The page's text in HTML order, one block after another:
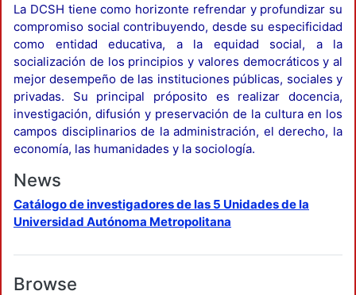
La DCSH tiene como horizonte refrendar y profundizar su
compromiso social contribuyendo, desde su especificidad
como entidad educativa, a la equidad social, a la
socialización de los principios y valores democráticos y al
mejor desempeño de las instituciones públicas, sociales y
privadas. Su principal próposito es realizar docencia,
investigación, difusión y preservación de la cultura en los
campos disciplinarios de la administración, el derecho, la
economía, las humanidades y la sociología.
News
Catálogo de investigadores de las 5 Unidades de la
Universidad Autónoma Metropolitana
Browse